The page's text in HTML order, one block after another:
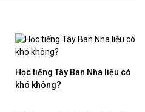
Học tiếng Tây Ban Nha liệu có
khó không?